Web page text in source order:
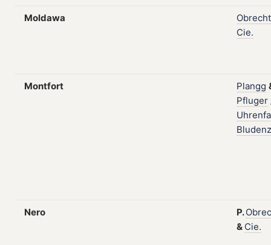
Moldawa
Obrecht
Cie.
Montfort Plangg
Pfluger
Bludenz
Nero P.
& Cie.